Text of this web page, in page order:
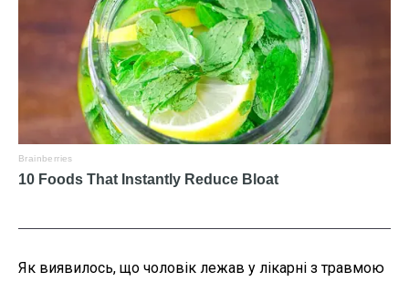
Як виявилось, що чоловік лежав у лікарні з травмою